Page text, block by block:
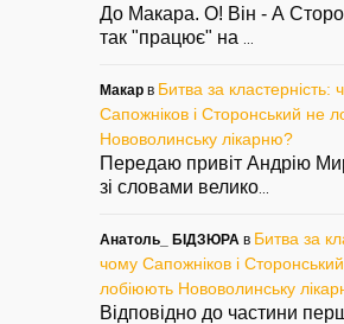
До Макара. О! Він - А
так "працює" на
Макар в Битва за кластерність:
Сапожніков і Сторонський не
Нововолинську лікарню?
Передаю привіт Андрію
зі словами велико
Анатоль_ БІДЗЮРА в Битва за
чому Сапожніков і
лобіюють Нововолинську
Відповідно до частини